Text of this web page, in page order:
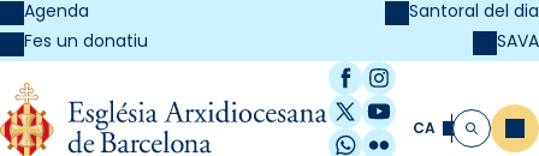
Agenda
Fes un donatiu
Santoral del dia
SAVA
Facebook
Instagram
X / Twitter
YouTube
WhatsApp
FlickrCA Cerca